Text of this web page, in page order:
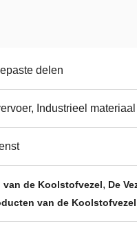
delen
Industrieel
van de Koolstofvezel, De
van de Koolstofvezel